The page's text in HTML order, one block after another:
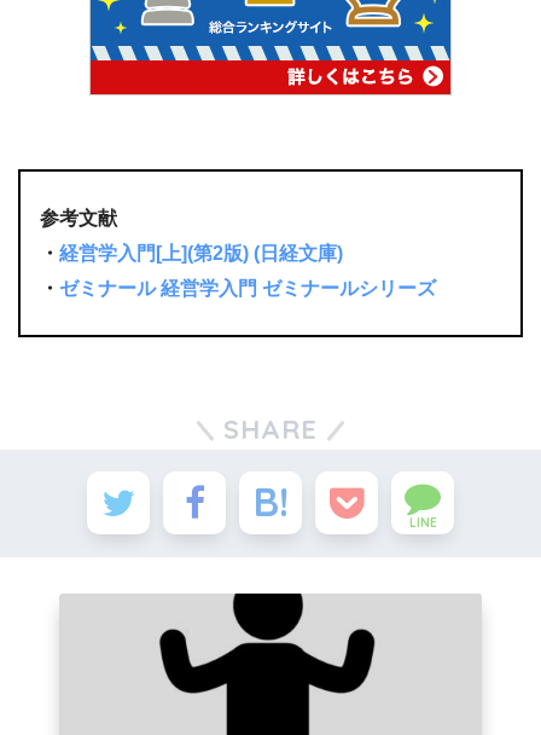
参考文献
・ 経営学入門[上](第2版) (日経文庫)
・ ゼミナール 経営学入門 ゼミナールシリーズ
SHARE
LINE